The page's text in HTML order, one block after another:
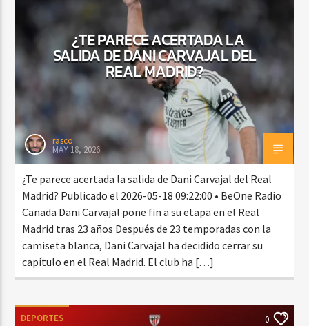
CURRENT SHOW
MEZCLA TROPICAL Y SALSA
1:00 PM 3:00 PM
¿TE PARECE ACERTADA LA
SALIDA DE DANI CARVAJAL DEL
REAL MADRID?
rasco
MAY 18, 2026
¿Te parece acertada la salida de Dani Carvajal del Real
Madrid? Publicado el 2026-05-18 09:22:00 • BeOne Radio
Canada Dani Carvajal pone fin a su etapa en el Real
Madrid tras 23 años Después de 23 temporadas con la
camiseta blanca, Dani Carvajal ha decidido cerrar su
capítulo en el Real Madrid. El club ha […]
DEPORTES 0